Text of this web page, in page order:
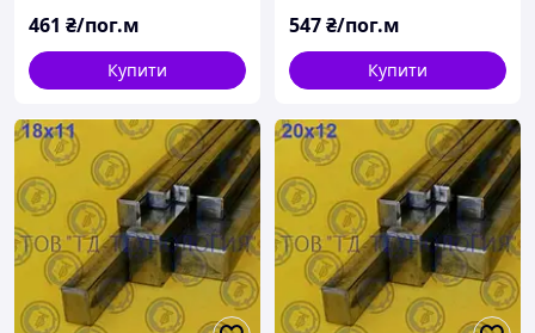
461 ₴/пог.м
Купити
547₴/пог.м
Купити